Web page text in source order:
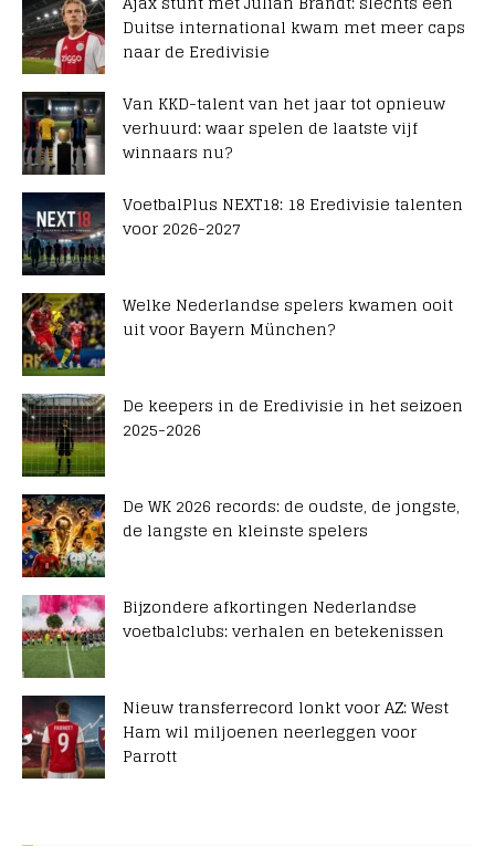
Duitse international kwam met meer caps
naar de Eredivisie
Van KKD-talent van het jaar tot opnieuw
verhuurd: waar spelen de laatste vijf
winnaars nu?
VoetbalPlus NEXT18: 18 Eredivisie talenten
voor 2026-2027
Welke Nederlandse spelers kwamen ooit
uit voor Bayern München?
De keepers in de Eredivisie in het seizoen
2025-2026
De WK 2026 records: de oudste, de jongste,
de langste en kleinste spelers
Bijzondere afkortingen Nederlandse
voetbalclubs: verhalen en betekenissen
Nieuw transferrecord lonkt voor AZ: West
Ham wil miljoenen neerleggen voor
Parrott